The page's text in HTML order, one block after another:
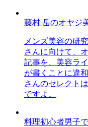
藤村 岳のオヤジ
メンズ美容の研
さんに向けて、
記事を、美容ラ
が書くことに違
さんのセレクト
ですよ。
料理初心者男子